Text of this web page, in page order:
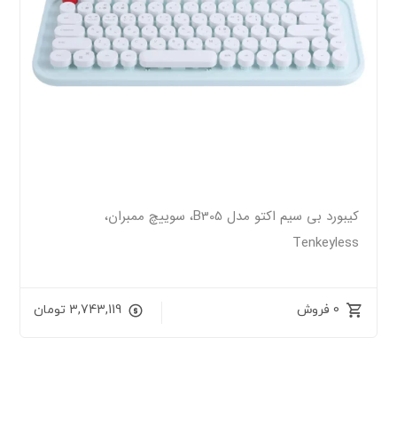
کیبورد بی سیم اکتو مدل B305، سوییچ ممبران،
Tenkeyless
0 فروش 3,743,119 تومان